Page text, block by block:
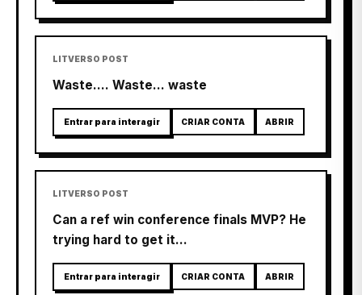
LITVERSO POST
Waste…. Waste… waste
Entrar para interagir CRIAR CONTA ABRIR
LITVERSO POST
Can a ref win conference finals MVP? He
trying hard to get it…
Entrar para interagir CRIAR CONTA ABRIR